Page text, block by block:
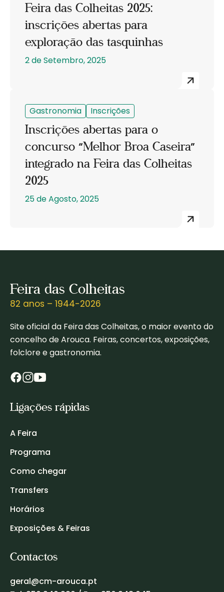
Feira das Colheitas 2025:
inscrições abertas para
exploração das tasquinhas
2 de Setembro, 2025
Gastronomia Inscrições
Inscrições abertas para o
concurso “Melhor Broa Caseira”
integrado na Feira das Colheitas
2025
25 de Agosto, 2025
Feira das Colheitas
82 anos – 1944-2026
Site oficial da Feira das Colheitas, o maior evento do
concelho de Arouca. Feiras, concertos, exposições,
folclore e gastronomia.
Ligações rápidas
A Feira
Programa
Como chegar
Transfers
Horários
Exposições & Feiras
Contactos
geral@cm-arouca.pt